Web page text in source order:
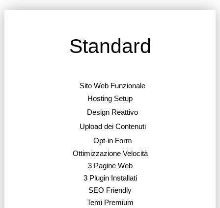
Standard
Sito Web Funzionale
Hosting Setup
Design Reattivo
Upload dei Contenuti
Opt-in Form
Ottimizzazione Velocità
3 Pagine Web
3 Plugin Installati
SEO Friendly
Temi Premium